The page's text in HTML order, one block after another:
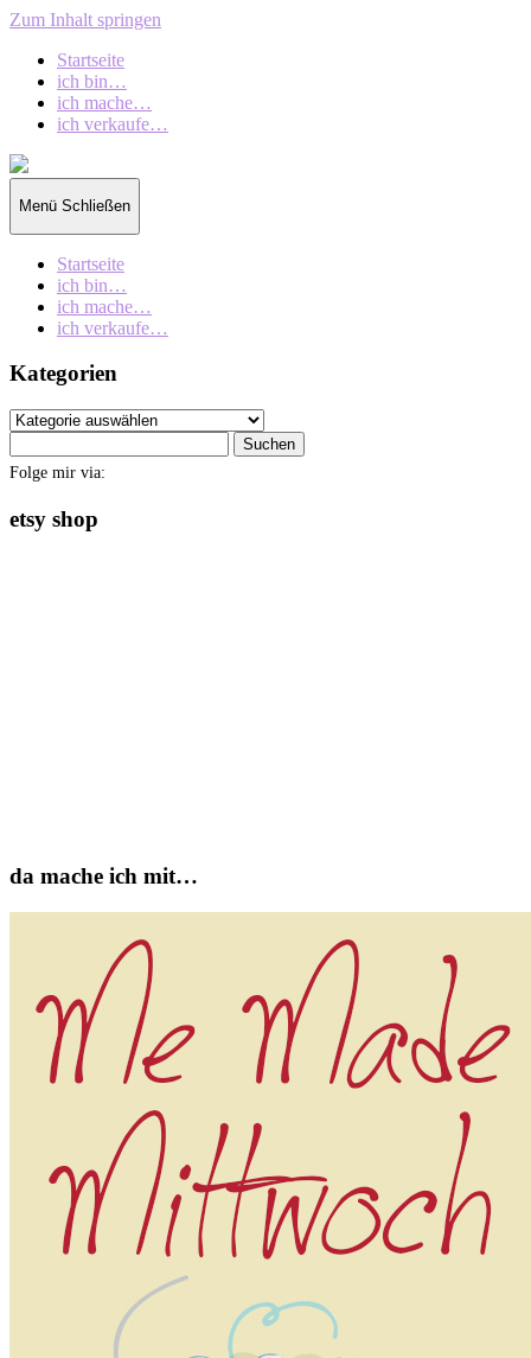
Zum Inhalt springen
Startseite
ich bin…
ich mache…
ich verkaufe…
collection
oberschin
Menü Schließen
Startseite
ich bin…
ich mache…
ich verkaufe…
Kategorien
Kategorien
nach:
Folge mir via:
etsy shop
da mache ich mit…